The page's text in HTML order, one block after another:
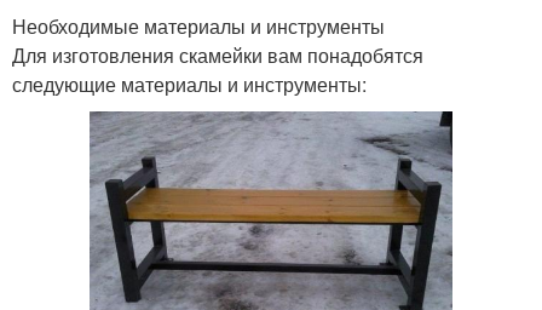
Необходимые материалы и инструменты
Для изготовления скамейки вам понадобятся
следующие материалы и инструменты: